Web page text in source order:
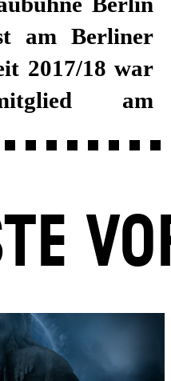
am Berliner
2017/18 war
am
Heller,